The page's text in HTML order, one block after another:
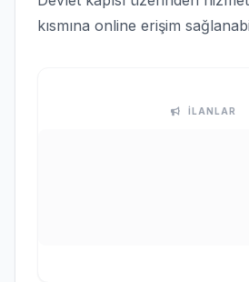
kısmına online erişim
İLANLAR